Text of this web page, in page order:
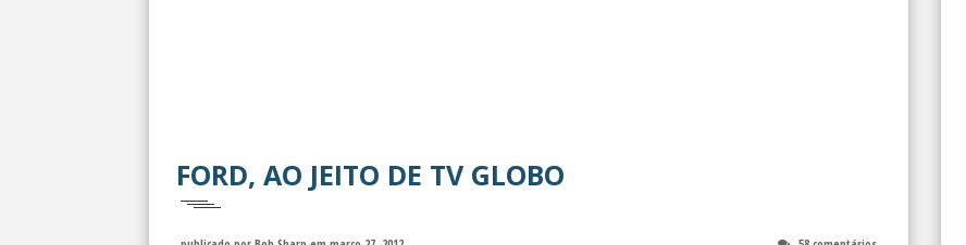
FORD, AO JEITO DE TV GLOBO